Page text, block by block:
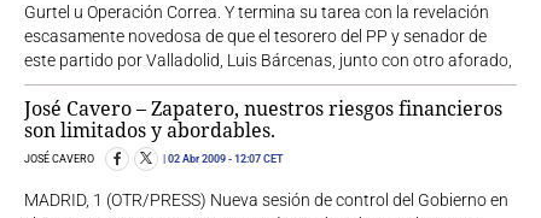
Gurtel u Operación Correa. Y termina su tarea con la revelación
escasamente novedosa de que el tesorero del PP y senador de
este partido por Valladolid, Luis Bárcenas, junto con otro aforado,
José Cavero – Zapatero, nuestros riesgos financieros
son limitados y abordables.
JOSÉ CAVERO 02 Abr 2009 - 12:07 CET
MADRID, 1 (OTR/PRESS) Nueva sesión de control del Gobierno en